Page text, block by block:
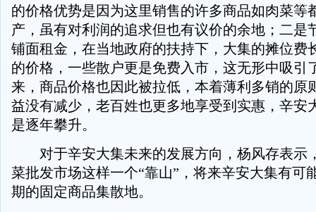
的价格优势是因为这里销售的许多商品如肉菜等
产，虽有对利润的追求但也有议价的余地；二是
铺面租金，在当地政府的扶持下，大集的摊位费
的价格，一些散户更是免费入市，这无形中吸引
来，商品价格也因此被拉低，本着薄利多销的原
益没有减少，老百姓也更多地享受到实惠，辛安
是逐年攀升。
对于辛安大集未来的发展方向，杨风存表示
菜批发市场这样一个“靠山”，将来辛安大集有可
期的固定商品集散地。